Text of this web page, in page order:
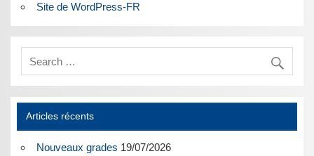
Site de WordPress-FR
Articles récents
Nouveaux grades 19/07/2026